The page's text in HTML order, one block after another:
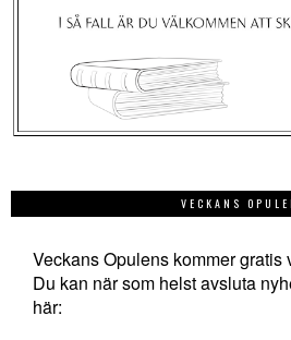
VECKANS
Veckans Opulens kommer gratis
Du kan när som helst avsluta
här: